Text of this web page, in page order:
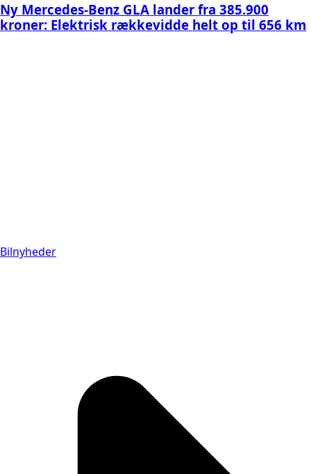
Ny Mercedes-Benz GLA lander fra 385.900
kroner: Elektrisk rækkevidde helt op til 656 km
Bilnyheder